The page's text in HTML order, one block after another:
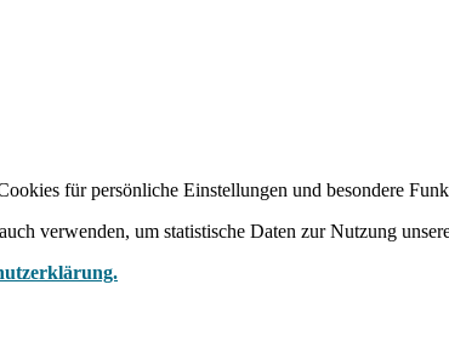
für persönliche Einstellungen und besondere
verwenden, um statistische Daten zur Nutzung